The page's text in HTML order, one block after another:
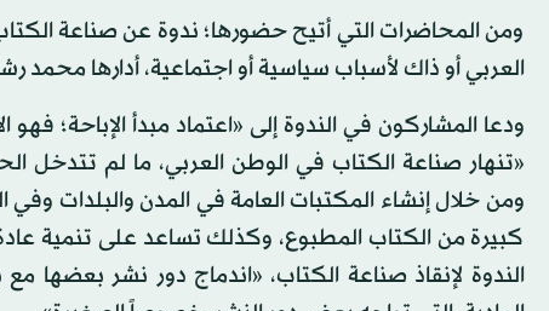
ومن المحاضرات التي أتيح حضورها؛ ندوة عن صناعة
العربي أو ذاك لأسباب سياسية أو اجتماعية، أدارها محمد
ودعا المشاركون في الندوة إلى «اعتماد مبدأ الإباحة؛
«تنهار صناعة الكتاب في الوطن العربي، ما لم
ومن خلال إنشاء المكتبات العامة في المدن والبلدات
كبيرة من الكتاب المطبوع، وكذلك تساعد على تنمية
الندوة لإنقاذ صناعة الكتاب، «اندماج دور نشر بعضها